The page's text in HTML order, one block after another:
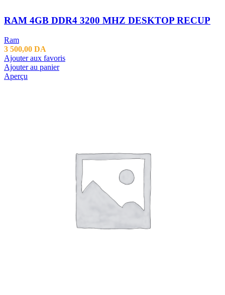
RAM 4GB DDR4 3200 MHZ DESKTOP RECUP
Ram
3 500,00 DA
Ajouter aux favoris
Ajouter au panier
Aperçu